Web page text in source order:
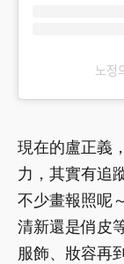
現在的盧正義
力，其實有追
不少畫報照呢
清新還是俏皮
服飾、妝容再